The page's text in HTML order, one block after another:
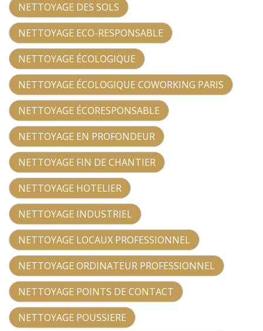
NETTOYAGE DES SOLS
NETTOYAGE ECO-RESPONSABLE
NETTOYAGE ÉCOLOGIQUE
NETTOYAGE ÉCOLOGIQUE COWORKING PARIS
NETTOYAGE ÉCORESPONSABLE
NETTOYAGE EN PROFONDEUR
NETTOYAGE FIN DE CHANTIER
NETTOYAGE HOTELIER
NETTOYAGE INDUSTRIEL
NETTOYAGE LOCAUX PROFESSIONNEL
NETTOYAGE ORDINATEUR PROFESSIONNEL
NETTOYAGE POINTS DE CONTACT
NETTOYAGE POUSSIERE